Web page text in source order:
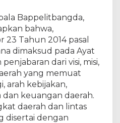
Bappelitbangda,
bahwa,
23 Tahun 2014 pasal
dimaksud pada Ayat
dari visi, misi,
yang memuat
arah kebijakan,
keuangan daerah.
daerah dan lintas
disertai dengan